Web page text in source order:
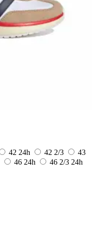
42 24h 42 2/3
43
46 24h 46 2/3 24h